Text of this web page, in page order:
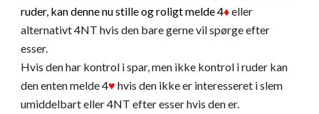
ruder, kan denne nu stille og roligt melde 4♦eller
alternativt 4NT hvis den bare gerne vil spørge efter
esser.
Hvis den har kontrol i spar, men ikke kontrol i ruder kan
den enten melde 4♥ hvis den ikke er interesseret i slem
umiddelbart eller 4NT efter esser hvis den er.